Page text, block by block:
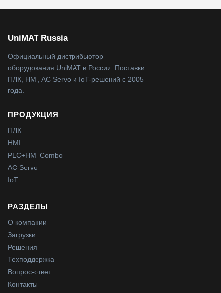
UniMAT Russia
Официальный дистрибьютор
оборудования UniMAT в России. Поставки
ПЛК, HMI, AC Servo и IoT-решений с 2005
года.
ПРОДУКЦИЯ
ПЛК
HMI
PLC+HMI Combo
AC Servo
IoT
РАЗДЕЛЫ
О компании
Загрузки
Решения
Техподдержка
Вопрос-ответ
Контакты